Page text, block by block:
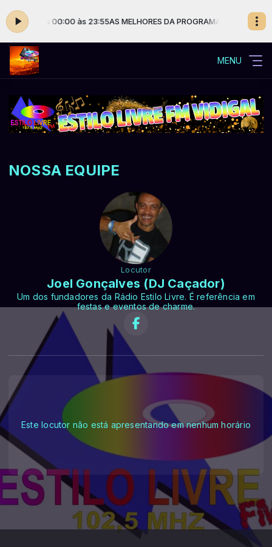
Silva das 00:00 às 23:55AS MELHORES DA PROGRAMAÇÃO
MENU
NOSSA EQUIPE
Locutor
Joel Gonçalves (DJ Caçador)
Um dos fundadores da Rádio Estilo Livre. É referência em
festas e eventos de charme.
Este locutor não está apresentando em nenhum horário